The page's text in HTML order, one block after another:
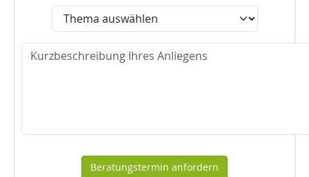
Thema
Nachricht